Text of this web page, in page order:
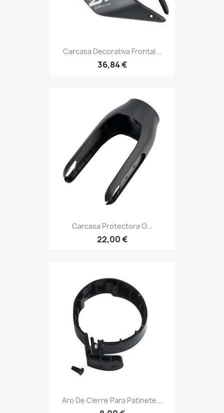
Carcasa Decorativa Frontal...
36,84 €
Carcasa Protectora O...
22,00 €
Aro De Cierre Para Patinete...